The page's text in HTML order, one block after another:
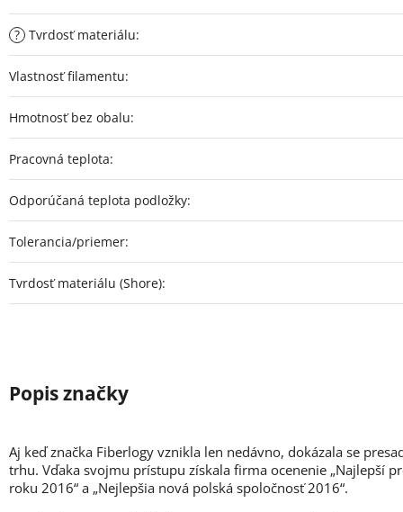
? Tvrdosť materiálu:
Vlastnosť filamentu:
Hmotnosť bez obalu:
Pracovná teplota:
Odporúčaná teplota podložky:
Tolerancia/priemer:
Tvrdosť materiálu (Shore):
Aj keď značka Fiberlogy vznikla len nedávno, dokázala se
trhu. Vďaka svojmu prístupu získala firma ocenenie „Najlepší
roku 2016“ a „Nejlepšia nová polská spoločnosť 2016“.